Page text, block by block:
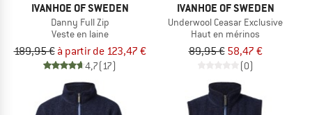
IVANHOE OF SWEDEN
Danny Full Zip
Veste en laine
189,95 € à partir de 123,47 €
4,7(17)
IVANHOE OF SWEDEN
Underwool Ceasar Exclusive
Haut en mérinos
89,95 € 58,47 €
(0)